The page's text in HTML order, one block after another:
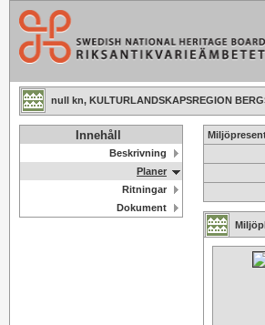
null kn, KULTURLANDSKAPSREGION
Innehåll
Beskrivning
Planer
Ritningar
Dokument